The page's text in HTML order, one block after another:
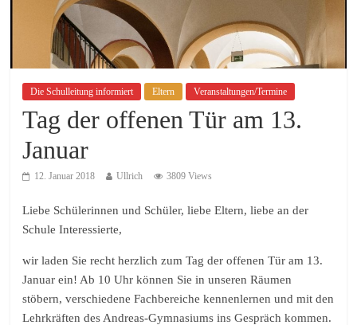
Die Schulleitung informiert Eltern Veranstaltungen/Termine
Tag der offenen Tür am 13.
Januar
12. Januar 2018 Ullrich 3809 Views
Liebe Schülerinnen und Schüler, liebe Eltern, liebe an der
Schule Interessierte,
wir laden Sie recht herzlich zum Tag der offenen Tür am 13.
Januar ein! Ab 10 Uhr können Sie in unseren Räumen
stöbern, verschiedene Fachbereiche kennenlernen und mit den
Lehrkräften des Andreas-Gymnasiums ins Gespräch kommen.